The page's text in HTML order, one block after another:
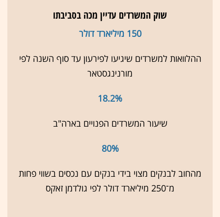
שוק המשרדים עדיין מכה בסביבתו
150 מיליארד דולר
ההלוואות למשרדים שיגיעו לפירעון עד סוף השנה לפי
מורנינגסטאר
18.2%
שיעור המשרדים הפנויים בארה"ב
80%
מהחוב לבנקים מצוי בידי בנקים עם נכסים בשווי פחות
מ־250 מיליארד דולר לפי גולדמן זאקס